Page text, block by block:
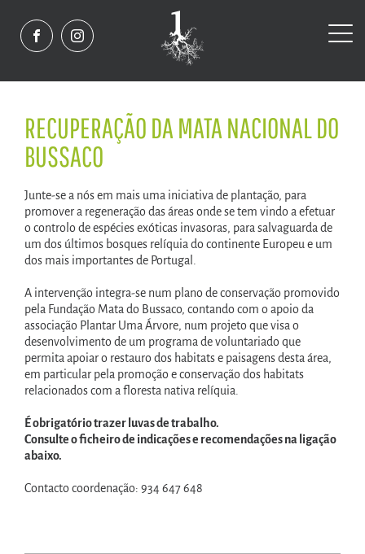
RECUPERAÇÃO DA MATA NACIONAL DO
BUSSACO
Junte-se a nós em mais uma iniciativa de plantação, para
promover a regeneração das áreas onde se tem vindo a efetuar
o controlo de espécies exóticas invasoras, para salvaguarda de
um dos últimos bosques relíquia do continente Europeu e um
dos mais importantes de Portugal.
A intervenção integra-se num plano de conservação promovido
pela Fundação Mata do Bussaco, contando com o apoio da
associação Plantar Uma Árvore, num projeto que visa o
desenvolvimento de um programa de voluntariado que
permita apoiar o restauro dos habitats e paisagens desta área,
em particular pela promoção e conservação dos habitats
relacionados com a floresta nativa relíquia.
É obrigatório trazer luvas de trabalho.
Consulte o ficheiro de indicações e recomendações na ligação
abaixo.
Contacto coordenação: 934 647 648